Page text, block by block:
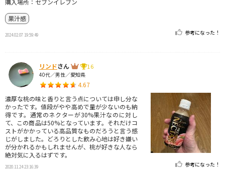
購入場所：セブンイレブン
果汁感
2024.02.07 19:59:49 参考になった！
リンドさん
16
40代／男性／愛知県
4.67
濃厚な桃の味と香りと言う点については申し分な
かったです。値段がやや高めで量が少ないのも納
得です。通常のネクターが30%果汁なのに対し
て、この商品は50%となっています。それだけコ
ストがかかっている高品質なものだろうと言う感
じがしました。どろりとした飲み心地は好き嫌い
が分かれるかもしれませんが、桃が好きな人なら
絶対気に入るはずです。
2020.11.24 23:16:39 参考になった！